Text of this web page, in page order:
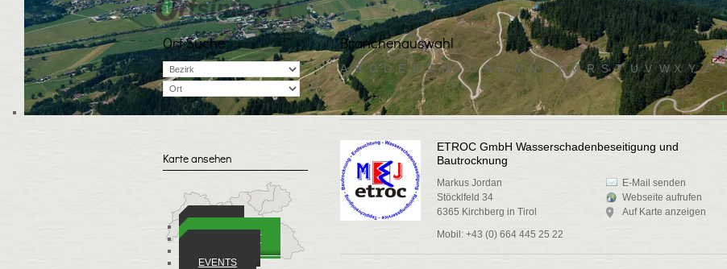
WIRTSCHAFT
EVENTS
Ort Suche
Karte ansehen
Branchenauswahl
A B C D E F G H I J K L M N O P Q R S T U V W X Y Z
«1
ETROC GmbH Wasserschadenbeseitigung und
Bautrocknung
Markus Jordan
Stöcklfeld 34
6365 Kirchberg in Tirol
Mobil: +43 (0) 664 445 25 22
E-Mail senden
Webseite aufrufen
Auf Karte anzeigen